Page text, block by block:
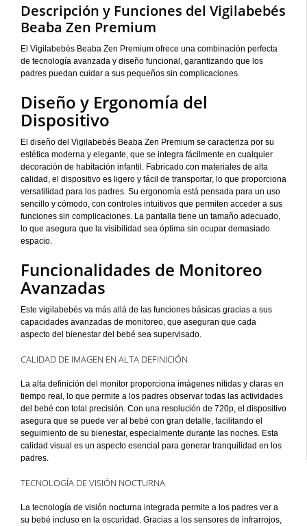
Descripción y Funciones del Vigilabebés
Beaba Zen Premium
El Vigilabebés Beaba Zen Premium ofrece una combinación perfecta
de tecnología avanzada y diseño funcional, garantizando que los
padres puedan cuidar a sus pequeños sin complicaciones.
Diseño y Ergonomía del
Dispositivo
El diseño del Vigilabebés Beaba Zen Premium se caracteriza por su
estética moderna y elegante, que se integra fácilmente en cualquier
decoración de habitación infantil. Fabricado con materiales de alta
calidad, el dispositivo es ligero y fácil de transportar, lo que proporciona
versatilidad para los padres. Su ergonomía está pensada para un uso
sencillo y cómodo, con controles intuitivos que permiten acceder a sus
funciones sin complicaciones. La pantalla tiene un tamaño adecuado,
lo que asegura que la visibilidad sea óptima sin ocupar demasiado
espacio.
Funcionalidades de Monitoreo
Avanzadas
Este vigilabebés va más allá de las funciones básicas gracias a sus
capacidades avanzadas de monitoreo, que aseguran que cada
aspecto del bienestar del bebé sea supervisado.
CALIDAD DE IMAGEN EN ALTA DEFINICIÓN
La alta definición del monitor proporciona imágenes nítidas y claras en
tiempo real, lo que permite a los padres observar todas las actividades
del bebé con total precisión. Con una resolución de 720p, el dispositivo
asegura que se puede ver al bebé con gran detalle, facilitando el
seguimiento de su bienestar, especialmente durante las noches. Esta
calidad visual es un aspecto esencial para generar tranquilidad en los
padres.
TECNOLOGÍA DE VISIÓN NOCTURNA
La tecnología de visión nocturna integrada permite a los padres ver a
su bebé incluso en la oscuridad. Gracias a los sensores de infrarrojos,